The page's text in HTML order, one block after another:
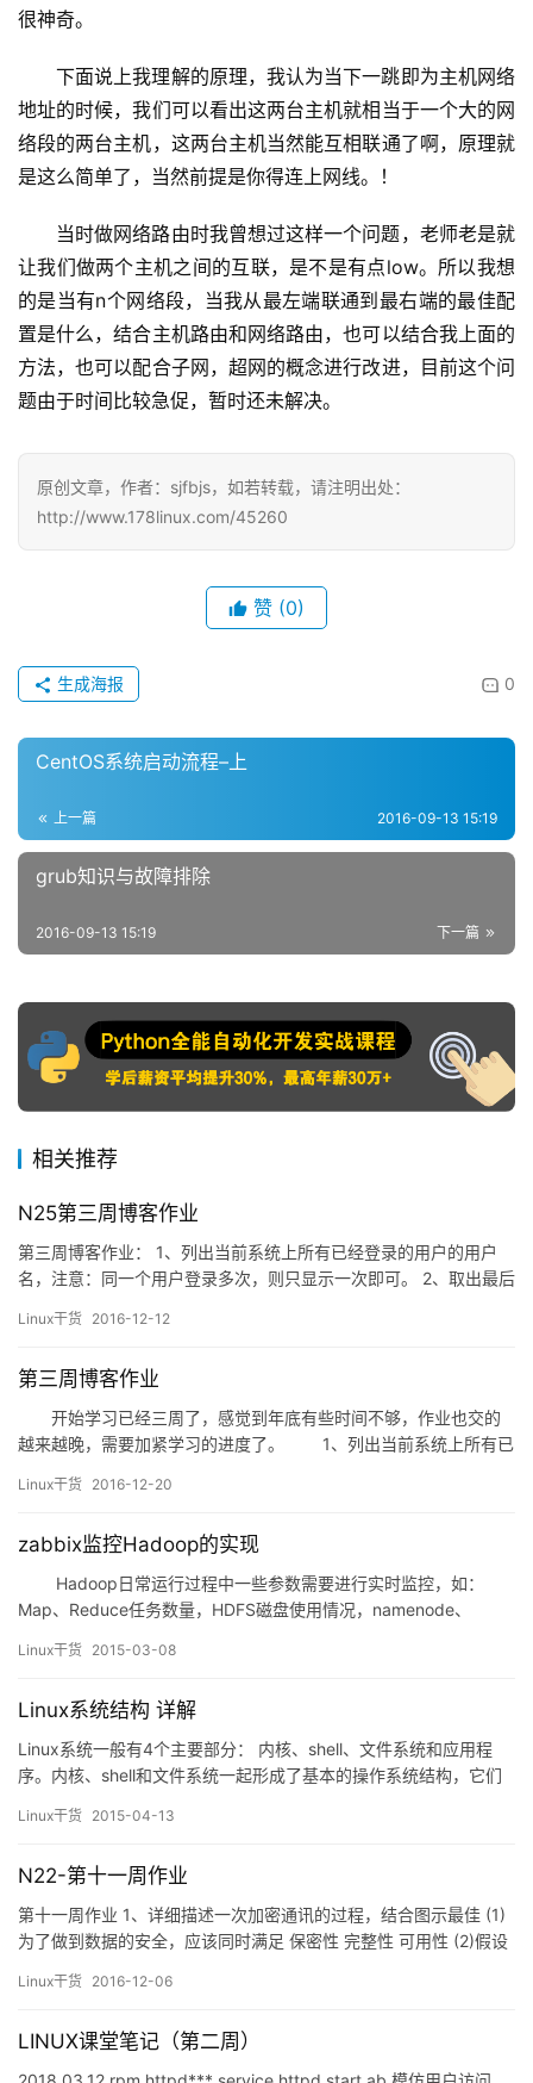
很神奇。
下面说上我理解的原理，我认为当下一跳即为主机网络
地址的时候，我们可以看出这两台主机就相当于一个大的网
络段的两台主机，这两台主机当然能互相联通了啊，原理就
是这么简单了，当然前提是你得连上网线。！
当时做网络路由时我曾想过这样一个问题，老师老是就
让我们做两个主机之间的互联，是不是有点low。所以我想
的是当有n个网络段，当我从最左端联通到最右端的最佳配
置是什么，结合主机路由和网络路由，也可以结合我上面的
方法，也可以配合子网，超网的概念进行改进，目前这个问
题由于时间比较急促，暂时还未解决。
原创文章，作者：sjfbjs，如若转载，请注明出处：
http://www.178linux.com/45260
赞 (0)
0
生成海报
CentOS系统启动流程–上
上一篇 2016-09-13 15:19
grub知识与故障排除
下一篇
2016-09-13 15:19
相关推荐
N25第三周博客作业
第三周博客作业： 1、列出当前系统上所有已经登录的用户的用户
名，注意：同一个用户登录多次，则只显示一次即可。 2、取出最后
Linux干货 2016-12-12
第三周博客作业
开始学习已经三周了，感觉到年底有些时间不够，作业也交的
越来越晚，需要加紧学习的进度了。 1、列出当前系统上所有已
次即可。 最简单的实现题目要求的方法是使用cut命令只显示用
Linux干货 2016-12-20
zabbix监控Hadoop的实现
Hadoop日常运行过程中一些参数需要进行实时监控，如：
Map、Reduce任务数量，HDFS磁盘使用情况，namenode、
架构的运行情况。 下面结合最近工作中的一些…
Linux干货 2015-03-08
Linux系统结构 详解
Linux系统一般有4个主要部分： 内核、shell、文件系统和应用程
序。内核、shell和文件系统一起形成了基本的操作系统结构，它们
1-1所示。 1. linux内核 内核是操作系统的核心，具有很多最基
Linux干货 2015-04-13
N22-第十一周作业
第十一周作业 1、详细描述一次加密通讯的过程，结合图示最佳 (1)
为了做到数据的安全，应该同时满足 保密性 完整性 可用性 (2)假设
持的加密方式，并且向服务器端请求其CA颁发给的证书 b、服务器
书，并验证证书，证书必须同时满足以下条…
Linux干货 2016-12-06
LINUX课堂笔记（第二周）